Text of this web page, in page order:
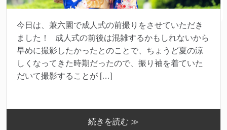
今日は、兼六園で成人式の前撮りをさせていただき
ました！ 成人式の前後は混雑するかもしれないから
早めに撮影したかったとのことで、ちょうど夏の涼
しくなってきた時期だったので、振り袖を着ていた
だいて撮影することが […]
続きを読む ≫